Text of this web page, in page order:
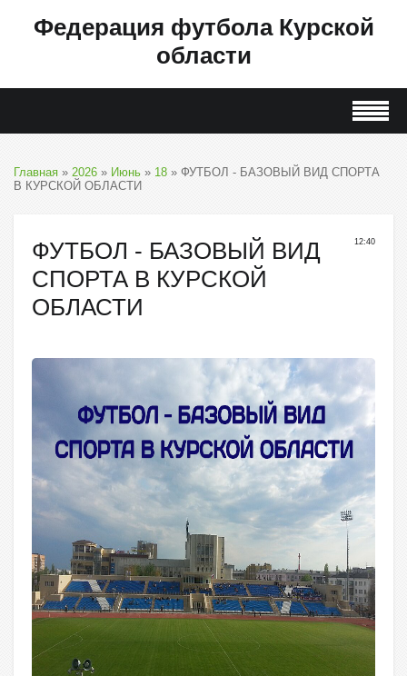
Федерация футбола Курской
области
Главная » 2026 » Июнь » 18 » ФУТБОЛ - БАЗОВЫЙ ВИД СПОРТА
В КУРСКОЙ ОБЛАСТИ
12:40
ФУТБОЛ - БАЗОВЫЙ ВИД
СПОРТА В КУРСКОЙ
ОБЛАСТИ